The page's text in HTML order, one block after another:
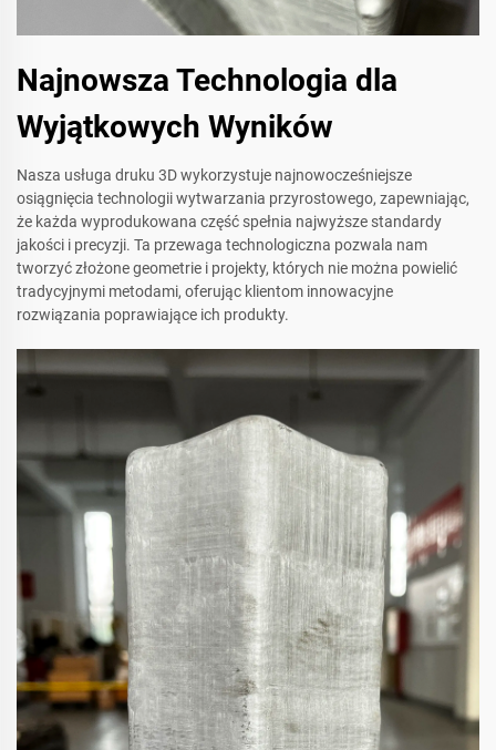
Najnowsza Technologia dla
Wyjątkowych Wyników
Nasza usługa druku 3D wykorzystuje najnowocześniejsze
osiągnięcia technologii wytwarzania przyrostowego, zapewniając,
że każda wyprodukowana część spełnia najwyższe standardy
jakości i precyzji. Ta przewaga technologiczna pozwala nam
tworzyć złożone geometrie i projekty, których nie można powielić
tradycyjnymi metodami, oferując klientom innowacyjne
rozwiązania poprawiające ich produkty.